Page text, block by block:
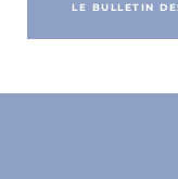
LE BULLETIN